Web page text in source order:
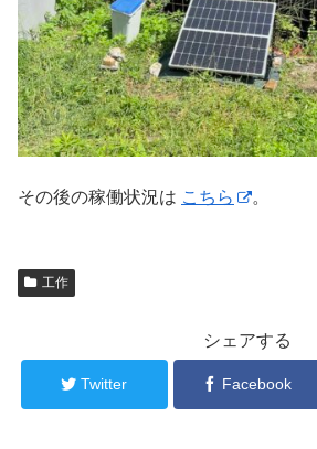
その後の稼働状況は こちら 。
工作
シェアする
Twitter Facebook